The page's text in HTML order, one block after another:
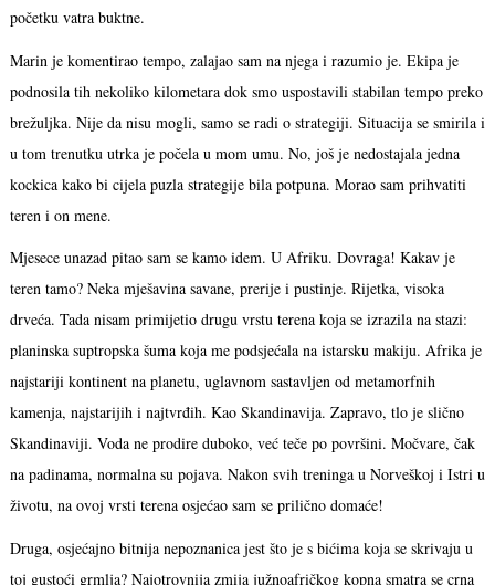
početku vatra buktne.
Marin je komentirao tempo, zalajao sam na njega i razumio je. Ekipa je
podnosila tih nekoliko kilometara dok smo uspostavili stabilan tempo preko
brežuljka. Nije da nisu mogli, samo se radi o strategiji. Situacija se smirila i
u tom trenutku utrka je počela u mom umu. No, još je nedostajala jedna
kockica kako bi cijela puzla strategije bila potpuna. Morao sam prihvatiti
teren i on mene.
Mjesece unazad pitao sam se kamo idem. U Afriku. Dovraga! Kakav je
teren tamo? Neka mješavina savane, prerije i pustinje. Rijetka, visoka
drveća. Tada nisam primijetio drugu vrstu terena koja se izrazila na stazi:
planinska suptropska šuma koja me podsjećala na istarsku makiju. Afrika je
najstariji kontinent na planetu, uglavnom sastavljen od metamorfnih
kamenja, najstarijih i najtvrđih. Kao Skandinavija. Zapravo, tlo je slično
Skandinaviji. Voda ne prodire duboko, već teče po površini. Močvare, čak
na padinama, normalna su pojava. Nakon svih treninga u Norveškoj i Istri u
životu, na ovoj vrsti terena osjećao sam se prilično domaće!
Druga, osjećajno bitnija nepoznanica jest što je s bićima koja se skrivaju u
toj gustoći grmlja? Najotrovnija zmija južnoafričkog kopna smatra se crna